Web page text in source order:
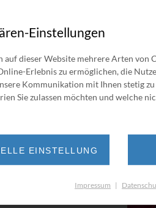
GmbH bietet
Service für
auf ein Minimum
diese Einsätze
für die
Einstellungen
auf dieser Website mehrere Arten von
Erlebnis zu ermöglichen, die
Kommunikation mit Ihnen stetig zu
Sie zulassen möchten und welche
EINSTELLUNG
Impressum |